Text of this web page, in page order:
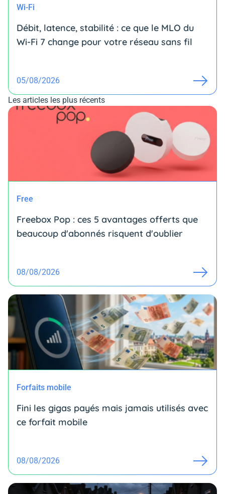
Wi-Fi
Débit, latence, stabilité : ce que le MLO du
Wi-Fi 7 change pour votre réseau sans fil
05/08/2026
Les articles les plus récents
Free
Freebox Pop : ces 5 avantages offerts que
beaucoup d'abonnés risquent d'oublier
08/08/2026
Forfaits mobile
Fini les gigas payés mais jamais utilisés avec
ce forfait mobile
08/08/2026